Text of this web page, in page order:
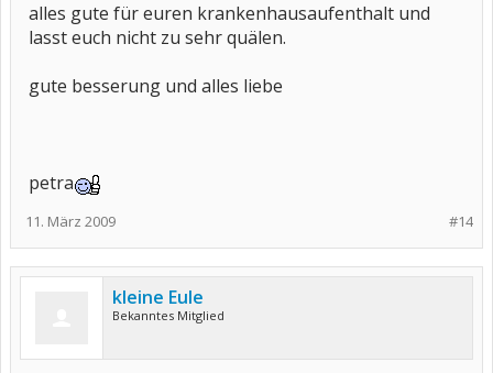
alles gute für euren krankenhausaufenthalt und
lasst euch nicht zu sehr quälen.
gute besserung und alles liebe
petra
#14
11. März 2009
kleine Eule
Bekanntes Mitglied